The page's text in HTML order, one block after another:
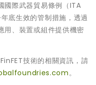
國際武器貿易條例（ITA
底生效的管制措施，透過
用、裝置或組件提供機密
技術的相關資訊，請
。